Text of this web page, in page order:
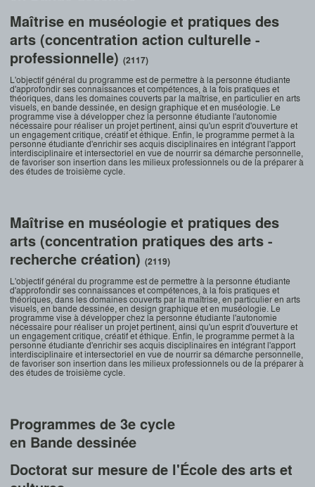
Maîtrise en muséologie et pratiques des
arts (concentration action culturelle -
professionnelle)(2117)
L'objectif général du programme est de permettre à la personne étudiante
d'approfondir ses connaissances et compétences, à la fois pratiques et
théoriques, dans les domaines couverts par la maîtrise, en particulier en arts
visuels, en bande dessinée, en design graphique et en muséologie. Le
programme vise à développer chez la personne étudiante l'autonomie
nécessaire pour réaliser un projet pertinent, ainsi qu'un esprit d'ouverture et
un engagement critique, créatif et éthique. Enfin, le programme permet à la
personne étudiante d'enrichir ses acquis disciplinaires en intégrant l'apport
interdisciplinaire et intersectoriel en vue de nourrir sa démarche personnelle,
de favoriser son insertion dans les milieux professionnels ou de la préparer à
des études de troisième cycle.
Maîtrise en muséologie et pratiques des
arts (concentration pratiques des arts -
recherche création)(2119)
L'objectif général du programme est de permettre à la personne étudiante
d'approfondir ses connaissances et compétences, à la fois pratiques et
théoriques, dans les domaines couverts par la maîtrise, en particulier en arts
visuels, en bande dessinée, en design graphique et en muséologie. Le
programme vise à développer chez la personne étudiante l'autonomie
nécessaire pour réaliser un projet pertinent, ainsi qu'un esprit d'ouverture et
un engagement critique, créatif et éthique. Enfin, le programme permet à la
personne étudiante d'enrichir ses acquis disciplinaires en intégrant l'apport
interdisciplinaire et intersectoriel en vue de nourrir sa démarche personnelle,
de favoriser son insertion dans les milieux professionnels ou de la préparer à
des études de troisième cycle.
Programmes de 3e cycle
en Bande dessinée
Doctorat sur mesure de l'École des arts et